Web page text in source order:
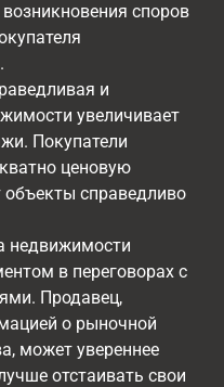
споров
и
увеличивает
Покупатели
ценовую
справедливо
недвижимости
в переговорах с
Продавец,
о рыночной
может увереннее
отстаивать свои